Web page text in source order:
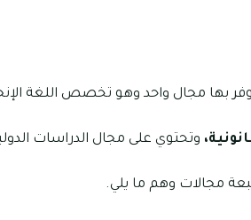
بها مجال واحد وهو تخصص اللغة
وتحتوي على مجال الدراسات
مجالات وهم ما يلي.